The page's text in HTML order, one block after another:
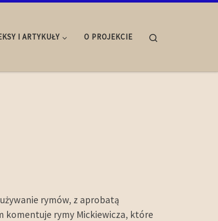
I ARTYKUŁY O PROJEKCIE
rymów, z aprobatą
komentuje rymy Mickiewicza, które